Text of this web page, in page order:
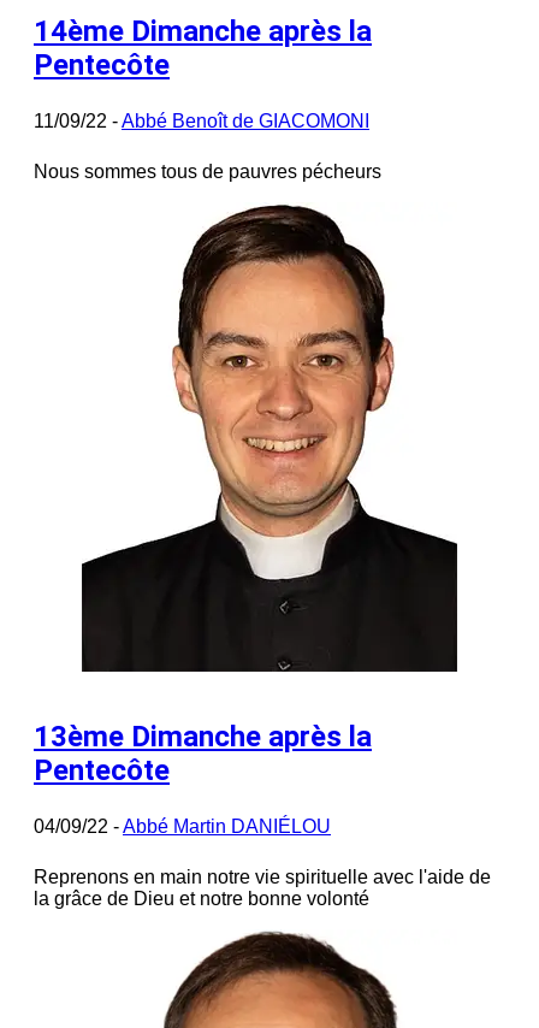
14ème Dimanche après la
Pentecôte
11/09/22 -Abbé Benoît de GIACOMONI
Nous sommes tous de pauvres pécheurs
13ème Dimanche après la
Pentecôte
04/09/22 -Abbé Martin DANIÉLOU
Reprenons en main notre vie spirituelle avec l'aide de
la grâce de Dieu et notre bonne volonté